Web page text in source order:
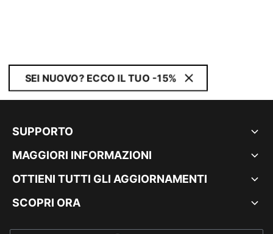
SEI NUOVO? ECCO IL TUO -15%
SUPPORTO
MAGGIORI INFORMAZIONI
OTTIENI TUTTI GLI AGGIORNAMENTI
SCOPRI ORA